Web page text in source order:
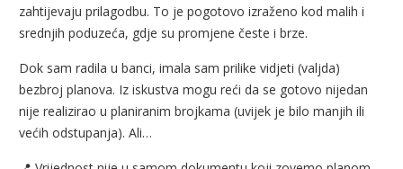
zahtijevaju prilagodbu. To je pogotovo izraženo kod malih i
srednjih poduzeća, gdje su promjene česte i brze.
Dok sam radila u banci, imala sam prilike vidjeti (valjda)
bezbroj planova. Iz iskustva mogu reći da se gotovo nijedan
nije realizirao u planiranim brojkama (uvijek je bilo manjih ili
većih odstupanja). Ali…